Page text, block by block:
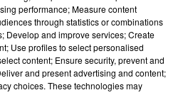
du-Touch : des
face à...
performance; Measure content
through statistics or combinations
Develop and improve services; Create
Use profiles to select personalised
content; Ensure security, prevent and
and present advertising and content;
choices. These technologies may